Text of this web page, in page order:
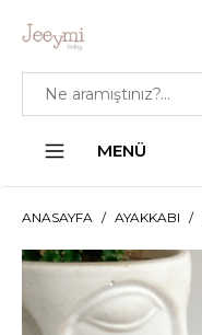
MENÜ
ANASAYFA AYAKKABI